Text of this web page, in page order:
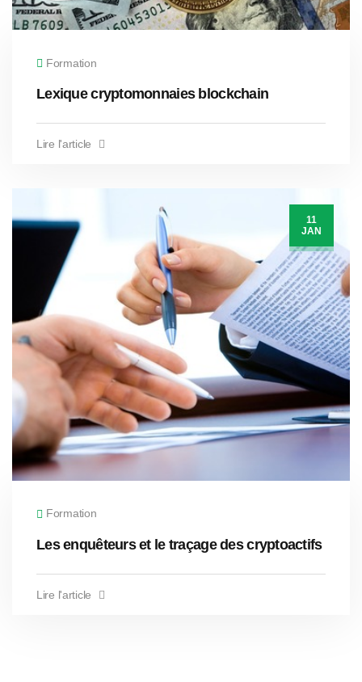
Formation
Lexique cryptomonnaies blockchain
Lire l'article
11
JAN
Formation
Les enquêteurs et le traçage des cryptoactifs
Lire l'article